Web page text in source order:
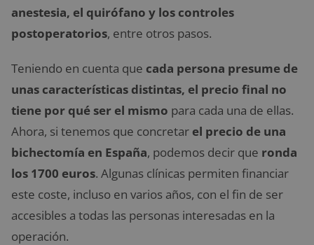
anestesia, el quirófano y los controles
postoperatorios, entre otros pasos.
Teniendo en cuenta que cada persona presume de
unas características distintas, el precio final no
tiene por qué ser el mismo para cada una de ellas.
Ahora, si tenemos que concretar el precio de una
bichectomía en España, podemos decir que ronda
los 1700 euros. Algunas clínicas permiten financiar
este coste, incluso en varios años, con el fin de ser
accesibles a todas las personas interesadas en la
operación.